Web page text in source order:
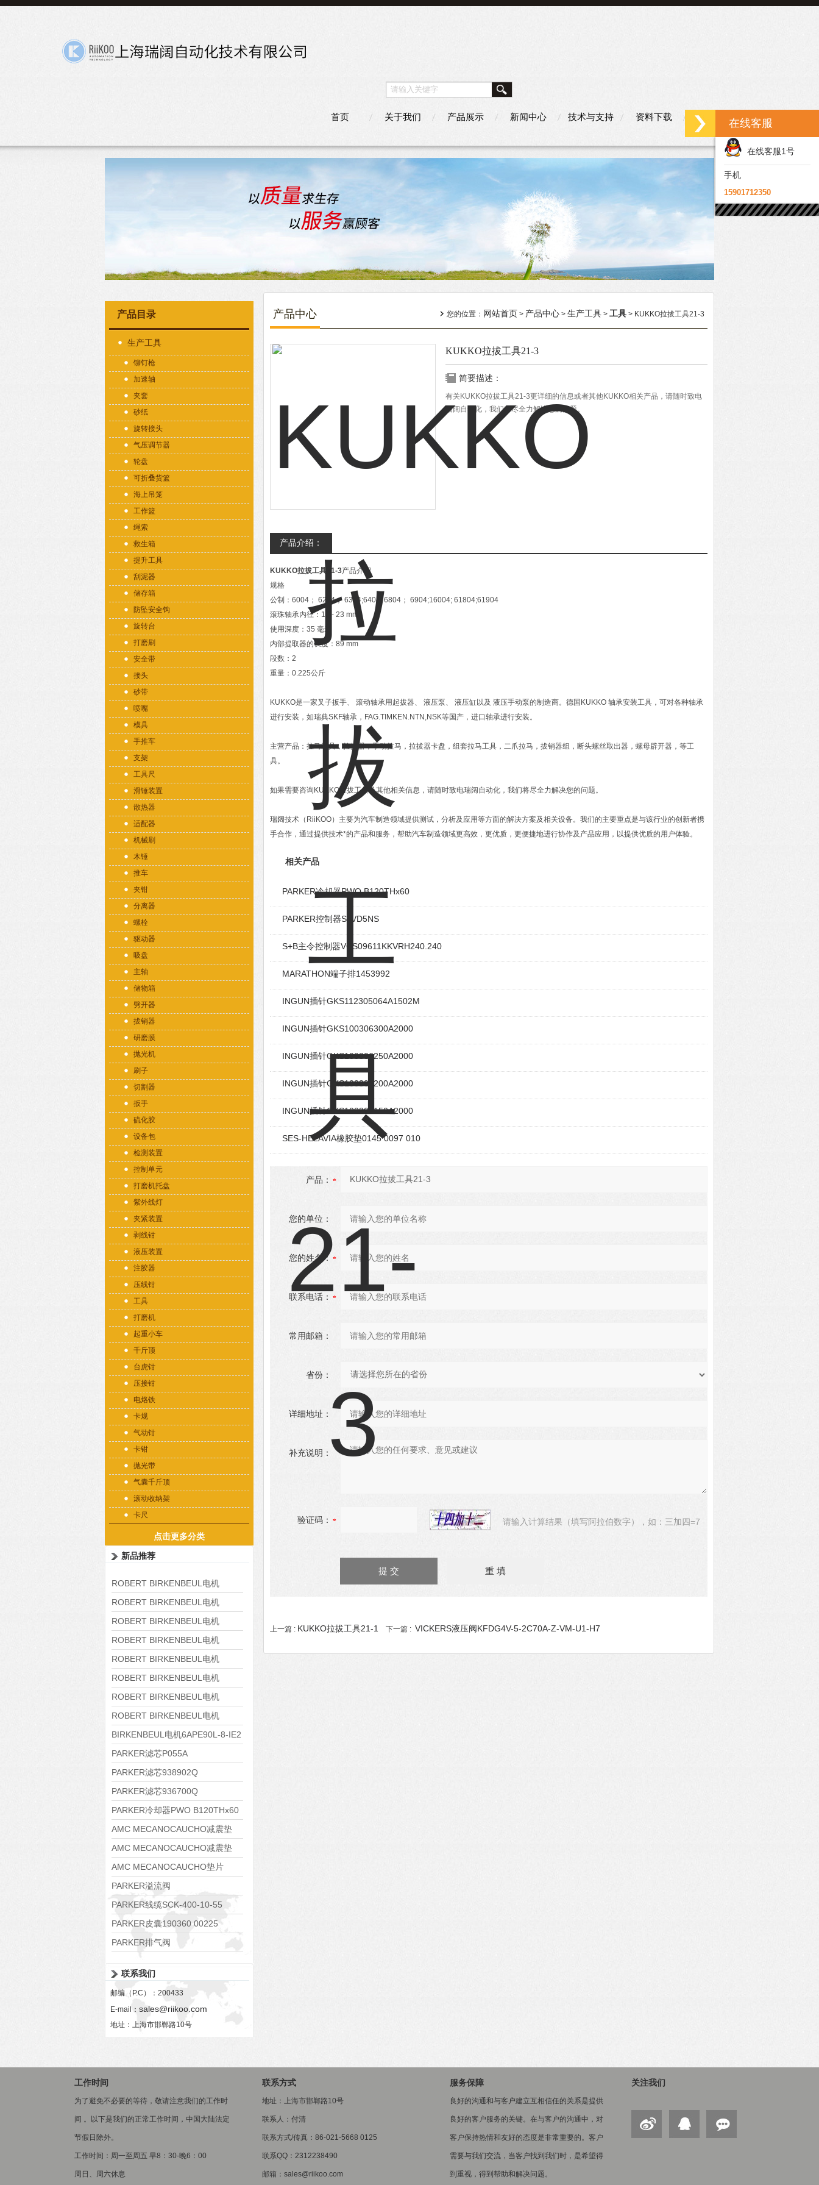
首页 关于我们 产品展示 新闻中心 技术与支持 资料下载 联系我们
产品目录
生产工具
铆钉枪
加速轴
夹套
砂纸
旋转接头
气压调节器
轮盘
可折叠货篮
海上吊笼
工作篮
绳索
救生箱
提升工具
刮泥器
储存箱
防坠安全钩
旋转台
打磨刷
安全带
接头
砂带
喷嘴
模具
手推车
支架
工具尺
滑锤装置
散热器
适配器
机械刷
木锤
推车
夹钳
分离器
螺栓
驱动器
吸盘
主轴
储物箱
劈开器
拔销器
研磨膜
抛光机
刷子
切割器
扳手
硫化胶
设备包
检测装置
控制单元
打磨机托盘
紫外线灯
夹紧装置
剥线钳
液压装置
注胶器
压线钳
工具
打磨机
起重小车
千斤顶
台虎钳
压接钳
电烙铁
卡规
气动钳
卡钳
抛光带
气囊千斤顶
滚动收纳架
卡尺
点击更多分类
新品推荐
ROBERT BIRKENBEUL电机
8APE225M-4-IE3
ROBERT BIRKENBEUL电机
8APE180L-4 IE3
ROBERT BIRKENBEUL电机
8APE160M-6 IE3
ROBERT BIRKENBEUL电机
8APE160L-4-IE3
ROBERT BIRKENBEUL电机
8APE112M-6K-IE3
ROBERT BIRKENBEUL电机
8APE100L-2 IE3
ROBERT BIRKENBEUL电机
8APE90S-4 IE3
ROBERT BIRKENBEUL电机
8APE80M-2K-IE3
BIRKENBEUL电机6APE90L-8-IE2
PARKER滤芯P055A
PARKER滤芯938902Q
PARKER滤芯936700Q
PARKER冷却器PWO B120THx60
AMC MECANOCAUCHO减震垫
138552
AMC MECANOCAUCHO减震垫
138551
AMC MECANOCAUCHO垫片
608074
PARKER溢流阀
RE06M35W2N1KWXG087
PARKER线缆SCK-400-10-55
PARKER皮囊190360 00225
PARKER排气阀
联系我们
邮编（P.C）：200433
E-mail： sales@riikoo.com
地址：上海市邯郸路10号
产品中心 您的位置： 网站首页 > 产品中心 > 生产工具 > 工具 > KUKKO拉拔工具21-3
KUKKO拉拔工具21-3
简要描述：
有关KUKKO拉拔工具21-3更详细的信息或者其他KUKKO相关产品，请随时致电
瑞阔自动化，我们将尽全力解决您的问题。
产品介绍：
KUKKO拉拔工具21-3产品介绍
规格
公制：6004； 6204； 6304;6404; 6804； 6904;16004; 61804;61904
滚珠轴承内径：18 - 23 mm
使用深度：35 毫米
内部提取器的长度：89 mm
段数：2
重量：0.225公斤
KUKKO是一家叉子扳手、 滚动轴承用起拔器、 液压泵、 液压缸以及 液压手动泵的制造商。德国KUKKO 轴承安装工具，可对各种轴承
进行安装，如瑞典SKF轴承，FAG.TIMKEN.NTN,NSK等国产，进口轴承进行安装。
主营产品：拉马工具，拉拔器，手动拉马，拉拔器卡盘，组套拉马工具，二爪拉马，拔销器组，断头螺丝取出器，螺母辟开器，等工
具。
如果需要咨询KUKKO拉拔工具及其他相关信息，请随时致电瑞阔自动化，我们将尽全力解决您的问题。
瑞阔技术（RiiKOO）主要为汽车制造领域提供测试，分析及应用等方面的解决方案及相关设备。我们的主要重点是与该行业的创新者携
手合作，通过提供技术*的产品和服务，帮助汽车制造领域更高效，更优质，更便捷地进行协作及产品应用，以提供优质的用户体验。
相关产品
PARKER冷却器PWO B120THx60
PARKER控制器SLVD5NS
S+B主令控制器VCS09611KKVRH240.240
MARATHON端子排1453992
INGUN插针GKS112305064A1502M
INGUN插针GKS100306300A2000
INGUN插针GKS100306250A2000
INGUN插针GKS100306200A2000
INGUN插针GKS100306150A2000
SES-HELAVIA橡胶垫0145 0097 010
产品：
您的单位：
您的姓名：
联系电话：
常用邮箱：
省份：
详细地址：
补充说明：
验证码： 请输入计算结果（填写阿拉伯数字），如：三加四=7
上一篇 : KUKKO拉拔工具21-1 下一篇 : VICKERS液压阀KFDG4V-5-2C70A-Z-VM-U1-H7
工作时间
为了避免不必要的等待，敬请注意我们的工作时
间 。以下是我们的正常工作时间，中国大陆法定
节假日除外。
工作时间：周一至周五 早8：30-晚6：00
周日、周六休息
联系方式
地址：上海市邯郸路10号
联系人：付清
联系方式/传真：86-021-5668 0125
联系QQ：2312238490
邮箱：sales@riikoo.com
服务保障
良好的沟通和与客户建立互相信任的关系是提供
良好的客户服务的关键。在与客户的沟通中，对
客户保持热情和友好的态度是非常重要的。客户
需要与我们交流，当客户找到我们时，是希望得
到重视，得到帮助和解决问题。
关注我们
在线客服
在线客服1号
手机
15901712350